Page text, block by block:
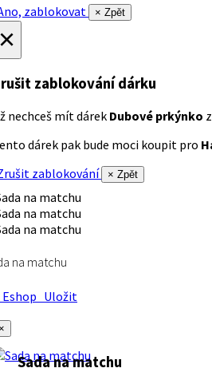
zablokovat
× Zpět
zablokování dárku
nechceš mít dárek Dubové prkýnko
dárek pak bude moci koupit pro
zablokování
× Zpět
na matchu
Uložit
Sada na matchu